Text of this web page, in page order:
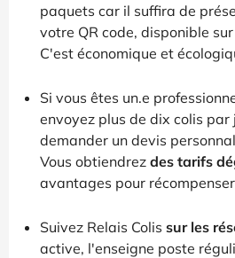
paquets car il suffira de
votre QR code, disponible
C'est économique et
Si vous êtes un.e
envoyez plus de dix colis par
demander un devis
Vous obtiendrez des tarifs
avantages pour
Suivez Relais Colis sur les
active, l'enseigne poste